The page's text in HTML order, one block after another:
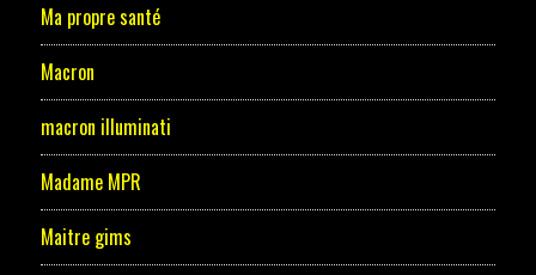
Ma propre santé
Macron
macron illuminati
Madame MPR
Maitre gims